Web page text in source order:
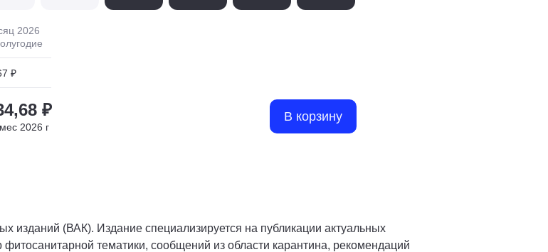
2026
₽
₽
мес 2026 г
В корзину
изданий (ВАК). Издание специализируется на публикации актуальных
тематики, сообщений из области карантина, рекомендаций